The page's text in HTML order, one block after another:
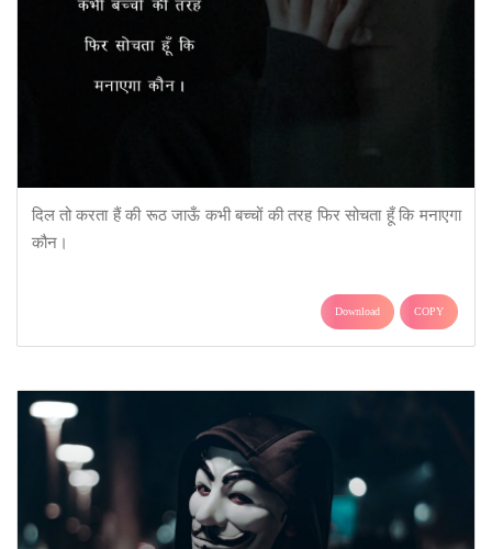
दिल तो करता हैं की रूठ जाऊँ कभी बच्चों की तरह फिर सोचता हूँ कि मनाएगा
कौन।
Download COPY